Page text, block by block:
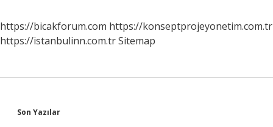
https://bicakforum.com https://konseptprojeyonetim.com.tr
https://istanbulinn.com.trSitemap
Sidebar
Son Yazılar